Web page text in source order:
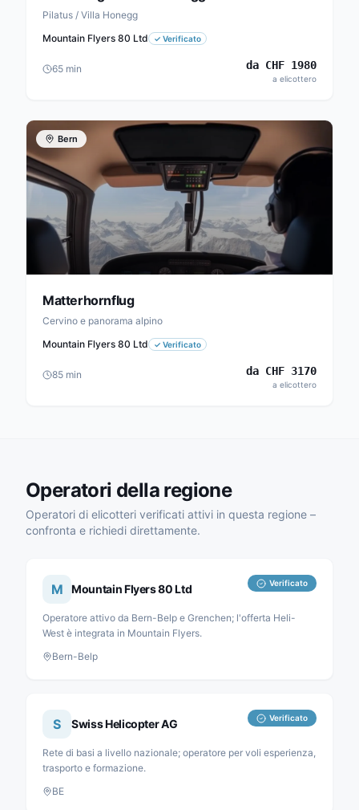
Pilatus / Villa Honegg
Mountain Flyers 80 Ltd
✓ Verificato
65 min da CHF 1980
a elicottero
Bern
Matterhornflug
Cervino e panorama alpino
Mountain Flyers 80 Ltd
✓ Verificato
85 min da CHF 3170
a elicottero
Operatori della regione
Operatori di elicotteri verificati attivi in questa regione –
confronta e richiedi direttamente.
M Mountain Flyers 80 Ltd Verificato
Operatore attivo da Bern-Belp e Grenchen; l'offerta Heli-
West è integrata in Mountain Flyers.
Bern-Belp
S Swiss Helicopter AG Verificato
Rete di basi a livello nazionale; operatore per voli esperienza,
trasporto e formazione.
BE